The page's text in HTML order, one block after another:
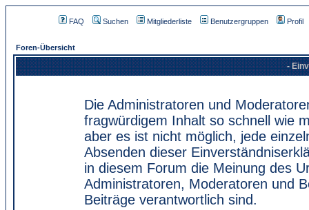
FAQ Suchen Mitgliederliste Benutzergruppen Profil
Foren-Übersicht
-
Die Administratoren und
fragwürdigem Inhalt so schnell wie
aber es ist nicht möglich, jede
Absenden dieser
in diesem Forum die Meinung des
Administratoren, Moderatoren und
Beiträge verantwortlich sind.